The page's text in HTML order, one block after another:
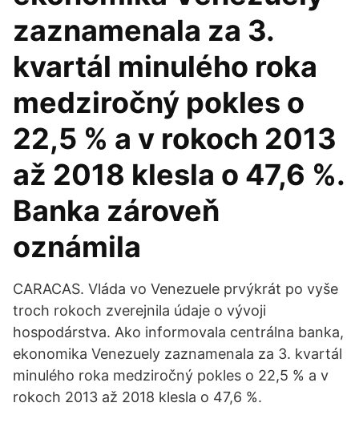
zaznamenala za 3.
kvartál minulého roka
medziročný pokles o
22,5 % a v rokoch 2013
až 2018 klesla o 47,6 %.
Banka zároveň
oznámila
CARACAS. Vláda vo Venezuele prvýkrát po vyše
troch rokoch zverejnila údaje o vývoji
hospodárstva. Ako informovala centrálna banka,
ekonomika Venezuely zaznamenala za 3. kvartál
minulého roka medziročný pokles o 22,5 % a v
rokoch 2013 až 2018 klesla o 47,6 %.